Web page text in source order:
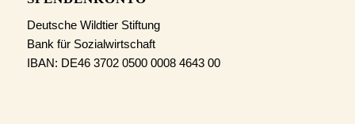
Deutsche Wildtier Stiftung
Bank für Sozialwirtschaft
IBAN: DE46 3702 0500 0008 4643 00